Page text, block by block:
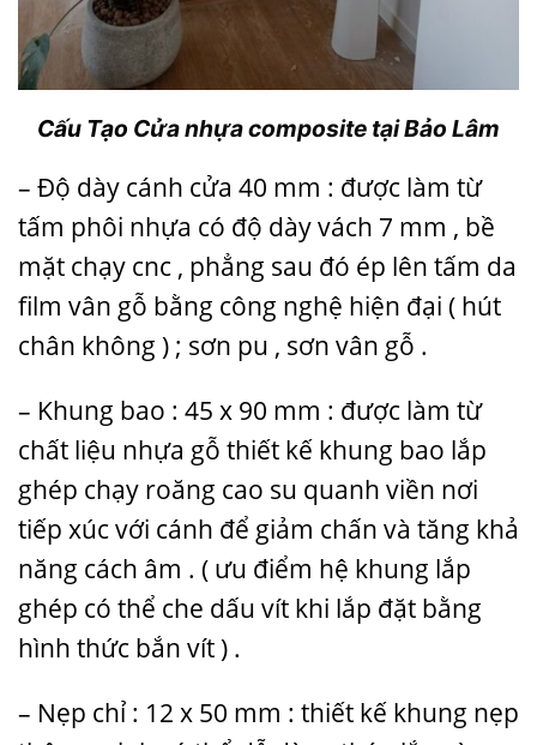
Cấu Tạo Cửa nhựa composite tại Bảo Lâm
– Độ dày cánh cửa 40 mm : được làm từ
tấm phôi nhựa có độ dày vách 7 mm , bề
mặt chạy cnc , phẳng sau đó ép lên tấm da
film vân gỗ bằng công nghệ hiện đại ( hút
chân không ) ; sơn pu , sơn vân gỗ .
– Khung bao : 45 x 90 mm : được làm từ
chất liệu nhựa gỗ thiết kế khung bao lắp
ghép chạy roăng cao su quanh viền nơi
tiếp xúc với cánh để giảm chấn và tăng khả
năng cách âm . ( ưu điểm hệ khung lắp
ghép có thể che dấu vít khi lắp đặt bằng
hình thức bắn vít ) .
– Nẹp chỉ : 12 x 50 mm : thiết kế khung nẹp